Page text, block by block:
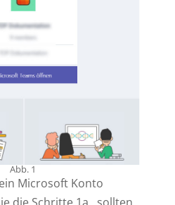
Abb. 1
Microsoft Konto